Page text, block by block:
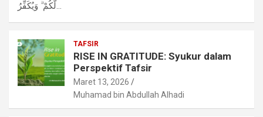
لَّكُمْ ۗ وَيُكَفِّرُ…
TAFSIR
RISE IN GRATITUDE: Syukur dalam
Perspektif Tafsir
Maret 13, 2026
Muhamad bin Abdullah Alhadi